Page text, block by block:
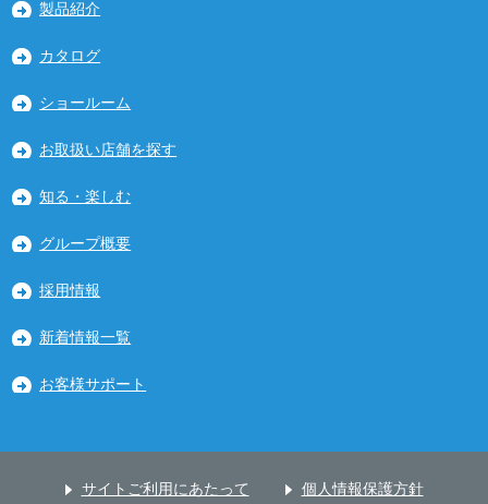
製品紹介
カタログ
ショールーム
お取扱い店舗を探す
知る・楽しむ
グループ概要
採用情報
新着情報一覧
お客様サポート
サイトご利用にあたって 個人情報保護方針